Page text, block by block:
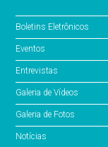
Boletins Eletrônicos
Eventos
Entrevistas
Galeria de Vídeos
Galeria de Fotos
Notícias